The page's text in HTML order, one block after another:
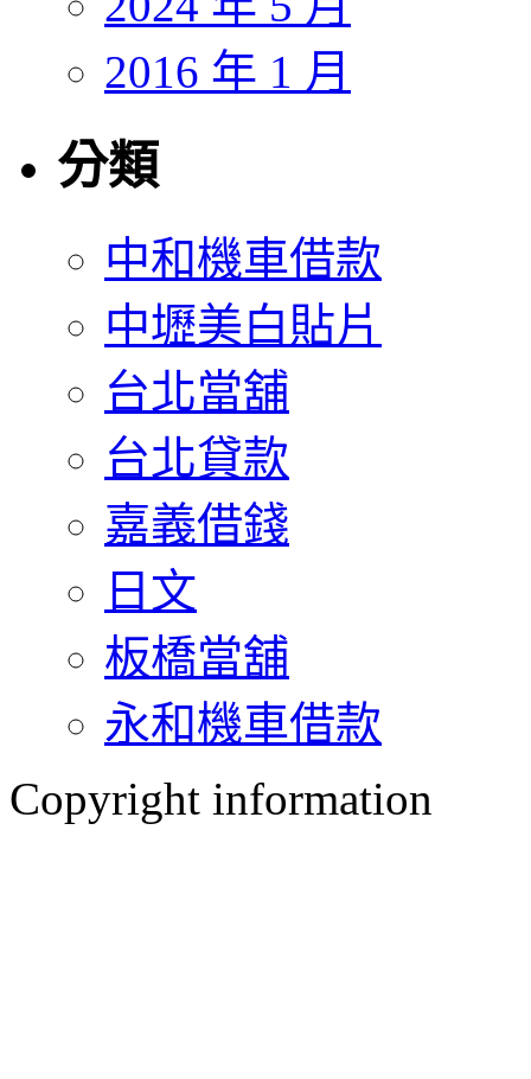
2016 年 1 月
分類
中和機車借款
中壢美白貼片
台北當舖
台北貸款
嘉義借錢
日文
板橋當舖
永和機車借款
Copyright information